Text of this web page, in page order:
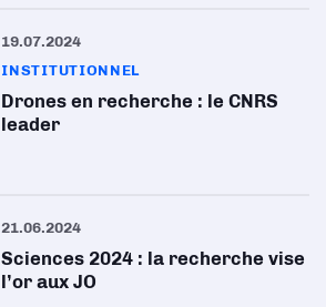
19.07.2024
INSTITUTIONNEL
Drones en recherche : le CNRS
leader
21.06.2024
Sciences 2024 : la recherche vise
l’or aux JO